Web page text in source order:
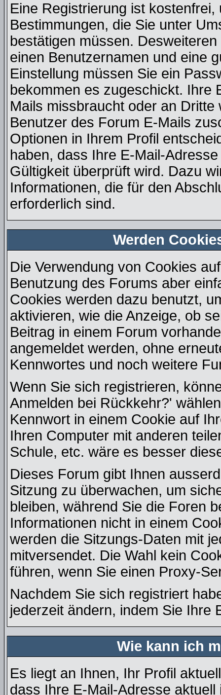
Eine Registrierung ist
Bestimmungen, die Sie unter
bestätigen müssen.
einen Benutzernamen und eine
Einstellung müssen Sie ein
bekommen es zugeschickt. Ihre
Mails missbraucht oder an
Benutzer des Forum E-Mails
Optionen in Ihrem Profil
haben, dass Ihre E-Mail-
Gültigkeit überprüft wird. Dazu
Informationen, die für den
erforderlich sind.
Werden
Die Verwendung von Cookies
Benutzung des Forums aber
Cookies werden dazu benutzt,
aktivieren, wie die Anzeige, ob
Beitrag in einem Forum
angemeldet werden, ohne
Kennwortes und noch weitere
Wenn Sie sich registrieren,
Anmelden bei Rückkehr?'
Kennwort in einem Cookie auf
Ihren Computer mit anderen
Schule, etc. wäre es besser
Dieses Forum gibt Ihnen
Sitzung zu überwachen, um
bleiben, während Sie die Foren
Informationen nicht in einem
werden die Sitzungs-Daten mit
mitversendet. Die Wahl kein
führen, wenn Sie einen Proxy-
Nachdem Sie sich registriert
jederzeit ändern, indem Sie Ihre
Wie kann ich
Es liegt an Ihnen, Ihr Profil
dass Ihre E-Mail-Adresse